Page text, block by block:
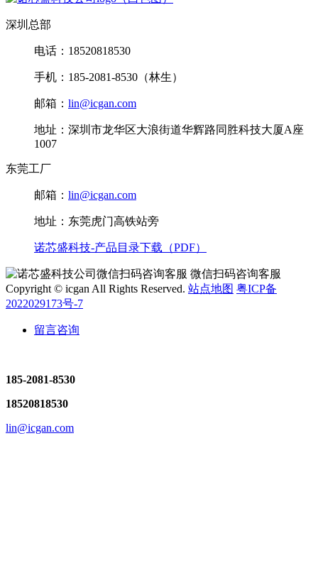
深圳总部
电话：18520818530
手机：185-2081-8530（林生）
邮箱： lin@icgan.com
地址：深圳市龙华区大浪街道华辉路同胜科技大厦A座
1007
东莞工厂
邮箱： lin@icgan.com
地址：东莞虎门高铁站旁
诺芯盛科技-产品目录下载（PDF）
微信扫码咨询客服
Copyright © icgan All Rights Reserved. 站点地图 粤ICP备
2022029173号-7
留言咨询
185-2081-8530
18520818530
lin@icgan.com